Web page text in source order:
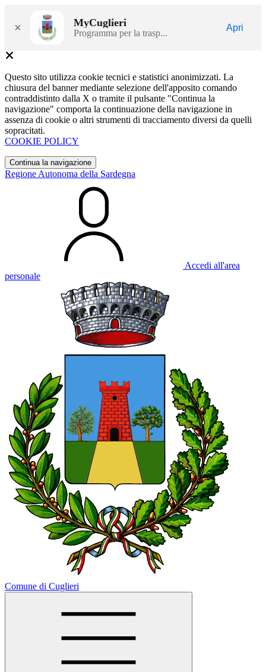
× MyCuglieri
Programma per la trasp...
Apri
Questo sito utilizza cookie tecnici e statistici anonimizzati. La
chiusura del banner mediante selezione dell'apposito comando
contraddistinto dalla X o tramite il pulsante "Continua la
navigazione" comporta la continuazione della navigazione in
assenza di cookie o altri strumenti di tracciamento diversi da quelli
sopracitati.
COOKIE POLICY
Continua la navigazione
Regione Autonoma della Sardegna
Accedi all'area
personale
Comune di Cuglieri